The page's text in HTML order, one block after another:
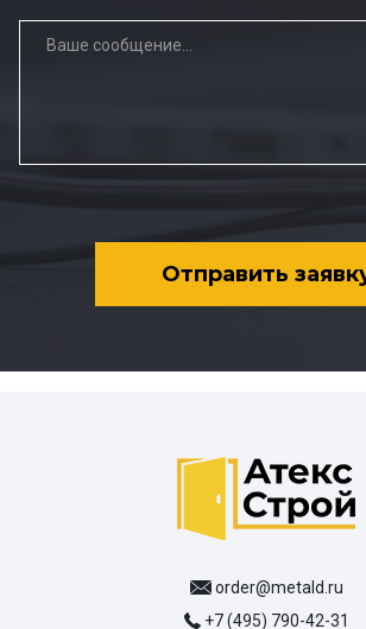
Отправить
order@metald.ru
+7 (495) 790-42-31